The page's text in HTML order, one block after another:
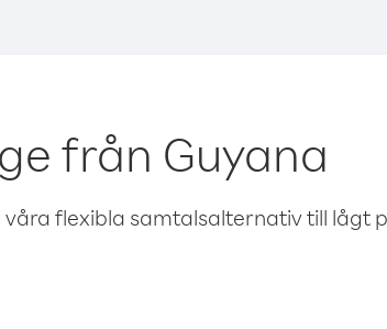
från Guyana
flexibla samtalsalternativ till lågt